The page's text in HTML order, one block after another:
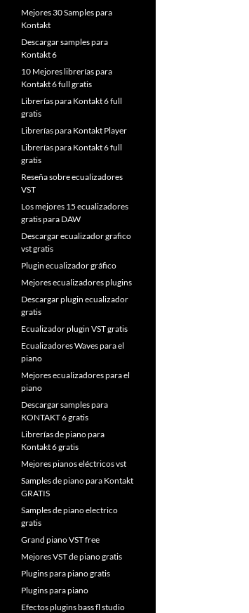
Mejores 30 Samples para
Kontakt
Descargar samples para
Kontakt 6
10 Mejores librerías para
Kontakt 6 full gratis
Librerías para Kontakt 6 full
gratis
Librerías para Kontakt Player
Librerías para Kontakt 6 full
gratis
Reseña sobre ecualizadores
VST
Los mejores 15 ecualizadores
gratis para DAW
Descargar ecualizador grafico
vst gratis
Plugin ecualizador gráfico
Mejores ecualizadores plugins
Descargar plugin ecualizador
gratis
Ecualizador plugin VST gratis
Ecualizadores Waves para el
piano
Mejores ecualizadores para el
piano
Descargar samples para
KONTAKT 6 gratis
Librerías de piano para
Kontakt 6 gratis
Mejores pianos eléctricos vst
Samples de piano para Kontakt
GRATIS
Samples de piano electrico
gratis
Grand piano VST free
Mejores VST de piano gratis
Plugins para piano gratis
Plugins para piano
Efectos plugins bass fl studio